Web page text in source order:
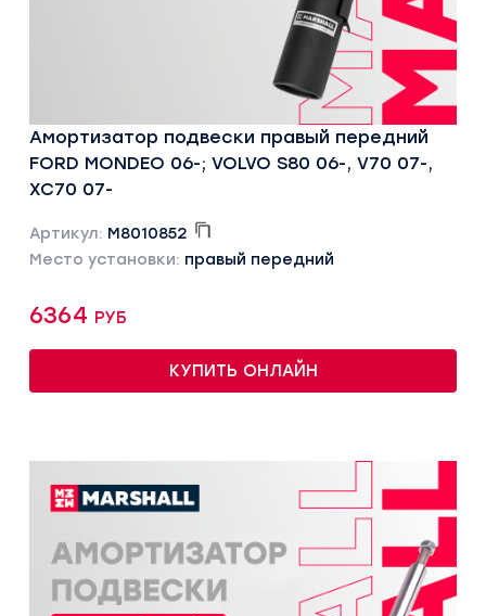
Амортизатор подвески правый передний
FORD MONDEO 06-; VOLVO S80 06-, V70 07-,
XC70 07-
Артикул: M8010852
Место установки: правый передний
6364 руб
КУПИТЬ ОНЛАЙН